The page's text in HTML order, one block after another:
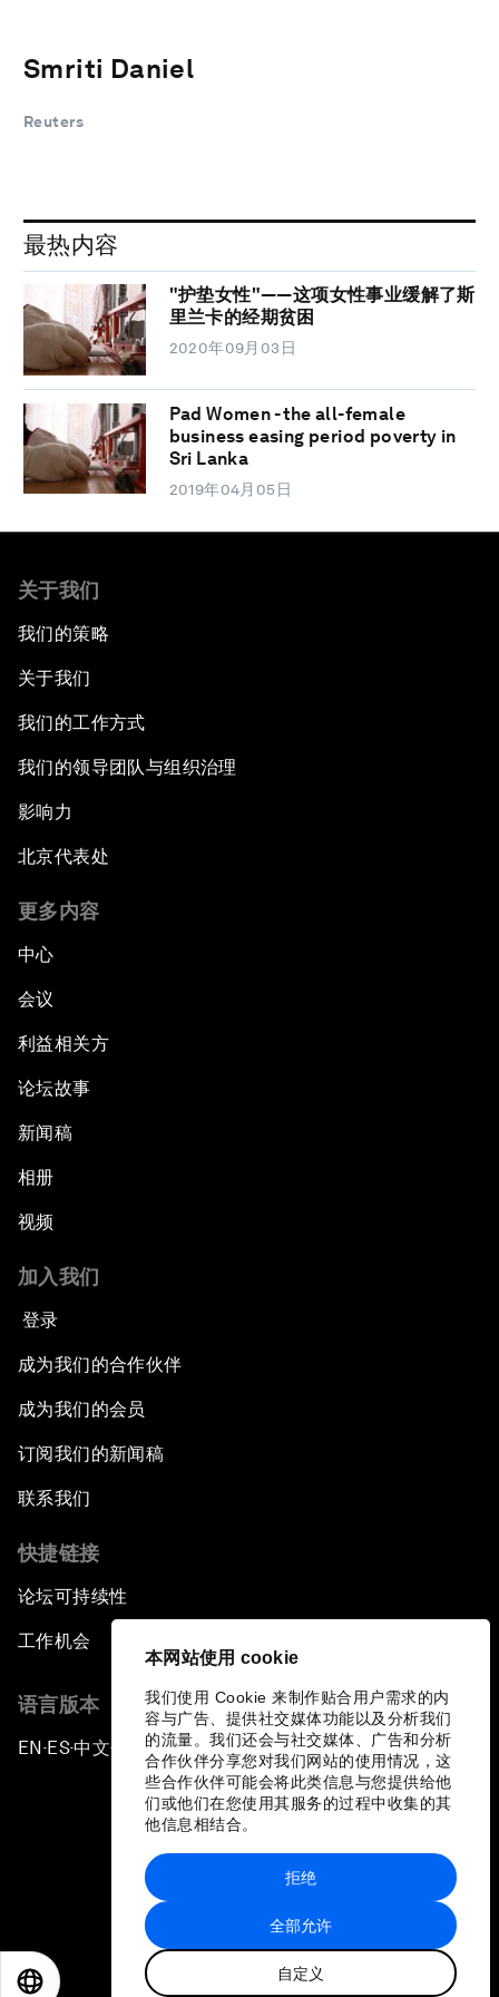
本网站使用 cookie
我们使用 Cookie 来制作贴合用户需求的内
容与广告、提供社交媒体功能以及分析我们
的流量。我们还会与社交媒体、广告和分析
合作伙伴分享您对我们网站的使用情况，这
些合作伙伴可能会将此类信息与您提供给他
们或他们在您使用其服务的过程中收集的其
他信息相结合。
全部允许
自定义
拒绝
Smriti Daniel
Reuters
最热内容
"护垫女性"——这项女性事业缓解了斯
里兰卡的经期贫困
2020年09月03日
Pad Women - the all-female
business easing period poverty in
Sri Lanka
2019年04月05日
关于我们
我们的策略
关于我们
我们的工作方式
我们的领导团队与组织治理
影响力
北京代表处
更多内容
中心
会议
利益相关方
论坛故事
新闻稿
相册
视频
加入我们
登录
成为我们的合作伙伴
成为我们的会员
订阅我们的新闻稿
联系我们
快捷链接
论坛可持续性
工作机会
语言版本
EN ▪ES▪中文▪ 日本語
站点地图
世界经济论坛